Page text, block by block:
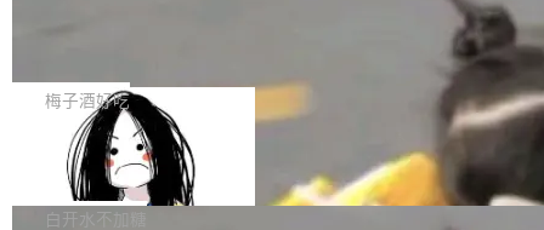
提交的编辑请求也长期处于待处理状态。 Groki
pedia 于去年底上线，定位为由人工智能生成内
容的百科平台，被马斯克视为传统众包百科网站
维基百科的替代方案。Lawfare 调查发现，无论
热门页面还是低关注度页面，均未出现近期更
是这样的：配 MessageSource 的 Bean、写 R
eloadableResourceBundleMessageSource、
声明 LocaleResolver、注册 LocaleChangeInt
erceptor…五六步之后才能看到第一行翻译文
本。 Solon 换了个方式。整个 i18n 模块围绕三
梅子酒好吃
Apache Doris 4.1 全面增强 Iceberg：
支持 UPDATE、MERGE INTO 与 Iceb
erg V3
Apache Doris 4.1 要补齐的，正是缺失的那一
半。在已有查询能力的基础上，Doris 进一步支
白开水不加糖